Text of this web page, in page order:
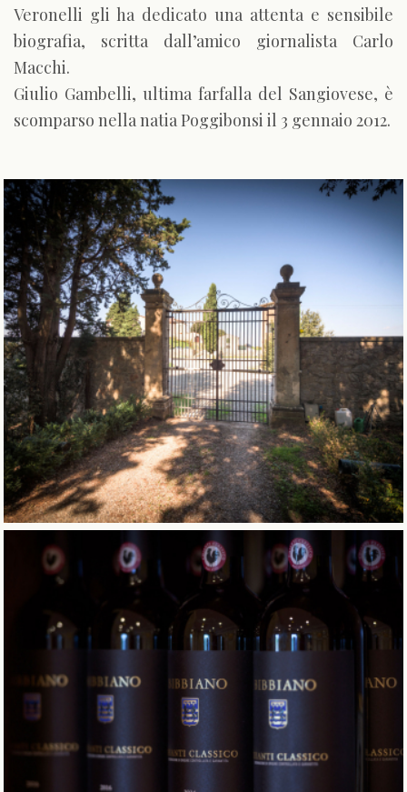
Veronelli gli ha dedicato una attenta e sensibile
biografia, scritta dall’amico giornalista Carlo
Macchi.
Giulio Gambelli, ultima farfalla del Sangiovese, è
scomparso nella natia Poggibonsi il 3 gennaio 2012.